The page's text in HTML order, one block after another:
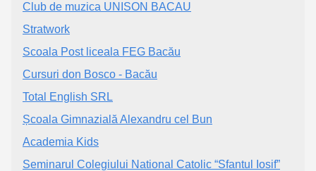
Club de muzica UNISON BACAU
Stratwork
Scoala Post liceala FEG Bacău
Cursuri don Bosco - Bacău
Total English SRL
Școala Gimnazială Alexandru cel Bun
Academia Kids
Seminarul Colegiului National Catolic “Sfantul Iosif”